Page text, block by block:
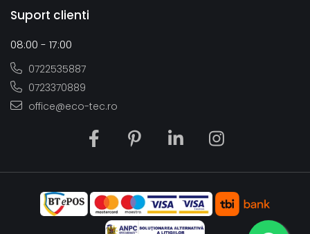
Suport clienti
08:00 - 17:00
0722535887
0723370889
office@eco-tec.ro